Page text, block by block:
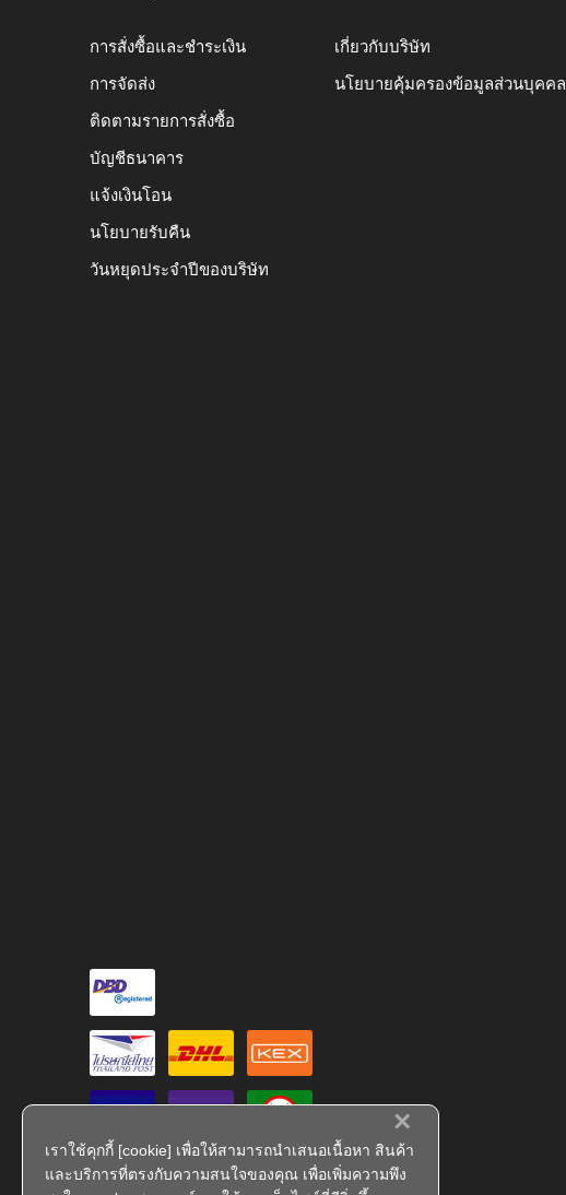
×
เราใช้คุกกี้ [cookie] เพื่อให้สามารถนำเสนอเนื้อหา สินค้า
และบริการที่ตรงกับความสนใจของคุณ เพื่อเพิ่มความพึง
การสั่งซื้อและชำระเงิน
การจัดส่ง
ติดตามรายการสั่งซื้อ
บัญชีธนาคาร
แจ้งเงินโอน
นโยบายรับคืน
วันหยุดประจำปีของบริษัท
เกี่ยวกับบริษัท
นโยบายคุ้มครองข้อมูลส่วนบุคคล